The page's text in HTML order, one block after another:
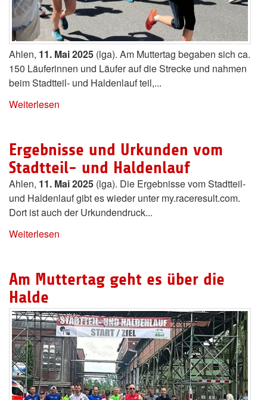
Ahlen, 11. Mai 2025 (lga). Am Muttertag begaben sich ca.
150 Läuferinnen und Läufer auf die Strecke und nahmen
beim Stadtteil- und Haldenlauf teil,...
Weiterlesen
Ergebnisse und Urkunden vom
Stadtteil- und Haldenlauf
Ahlen, 11. Mai 2025 (lga). Die Ergebnisse vom Stadtteil-
und Haldenlauf gibt es wieder unter my.raceresult.com.
Dort ist auch der Urkundendruck...
Weiterlesen
Am Muttertag geht es über die
Halde